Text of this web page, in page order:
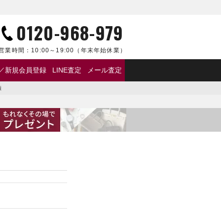
0120-968-979
業時間： 10:00～19:00 （年末年始休業）
新規会員登録 LINE査定 メール査定